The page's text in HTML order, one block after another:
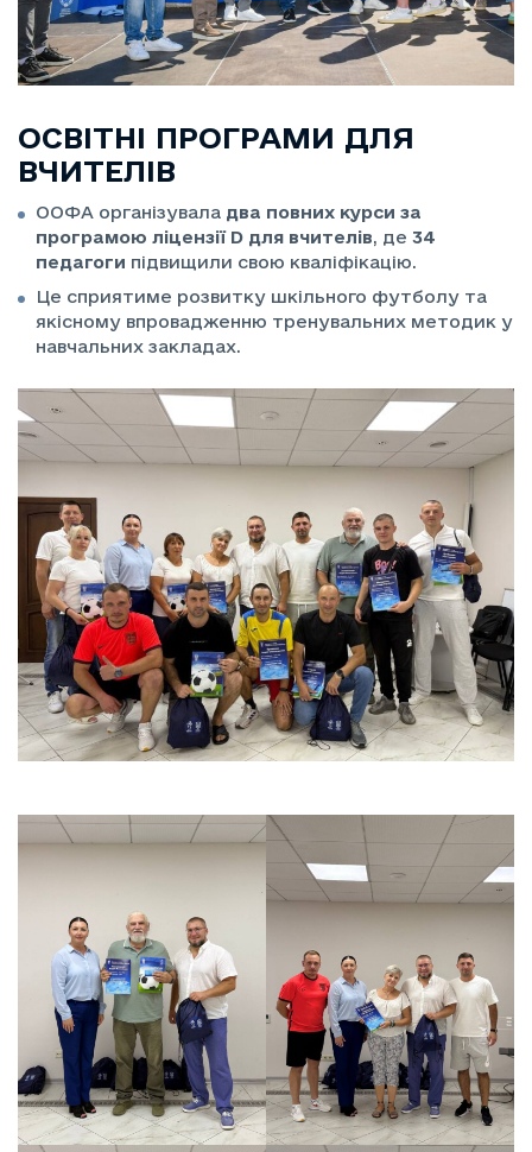
ОСВІТНІ ПРОГРАМИ ДЛЯ
ВЧИТЕЛІВ
ООФА організувала два повних курси за
програмою ліцензії D для вчителів, де 34
педагоги підвищили свою кваліфікацію.
Це сприятиме розвитку шкільного футболу та
якісному впровадженню тренувальних методик у
навчальних закладах.